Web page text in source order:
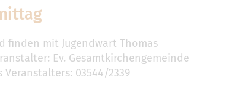
finden mit Jugendwart Thomas
Ev. Gesamtkirchengemeinde
Veranstalters: 03544/2339